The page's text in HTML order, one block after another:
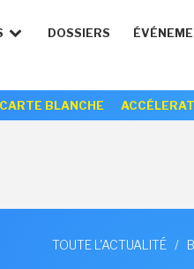
DOSSIERS
CARTE BLANCHE
TOUTE L'ACTUALITÉ /